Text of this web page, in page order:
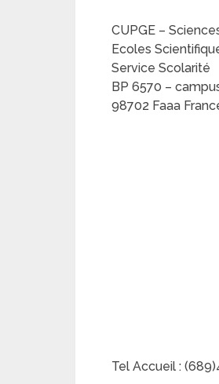
CUPGE –
Ecoles
Service Scolarité
BP 6570 –
98702 Faaa
Tel Accueil :